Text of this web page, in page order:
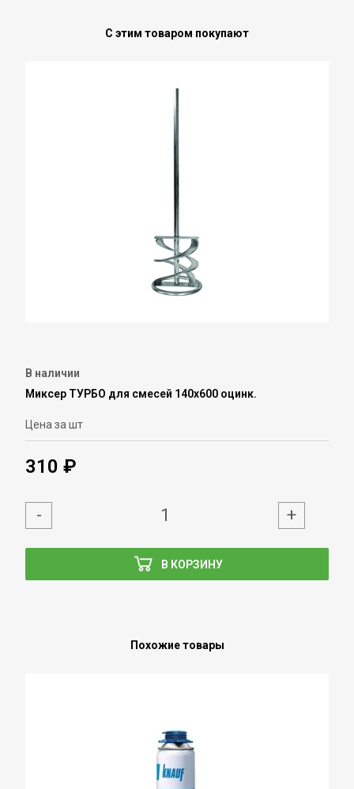
С этим товаром покупают
В наличии
Миксер ТУРБО для смесей 140х600 оцинк.
Цена за шт
310 ₽
В КОРЗИНУ
- +
Похожие товары